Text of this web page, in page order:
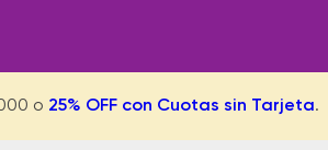
o 25% OFF con Cuotas sin Tarjeta.